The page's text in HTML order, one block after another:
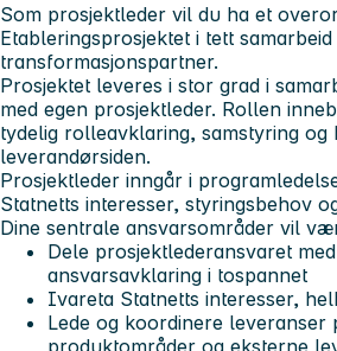
Som prosjektleder vil du ha et
Etableringsprosjektet i tett
transformasjonspartner.
Prosjektet leveres i stor grad i
med egen prosjektleder. Rollen
tydelig rolleavklaring, samstyring
leverandørsiden.
Prosjektleder inngår i
Statnetts interesser, styringsbehov
Dine sentrale ansvarsområder vil
Dele prosjektlederansvaret
ansvarsavklaring i tospannet
Ivareta Statnetts interesser,
Lede og koordinere leveranser
produktområder og eksterne